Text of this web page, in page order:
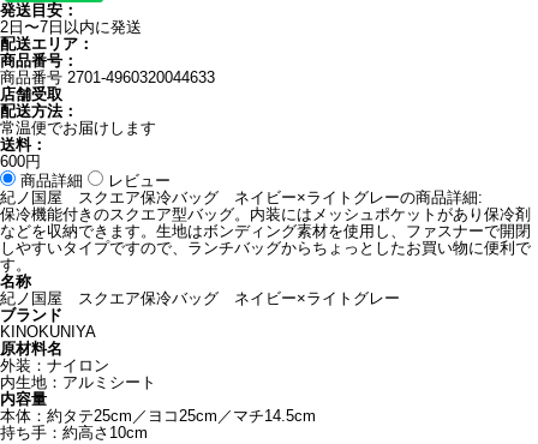
発送目安：
2日〜7日以内に発送
配送エリア：
商品番号：
商品番号 2701-4960320044633
店舗受取
配送方法：
常温便でお届けします
送料：
600円
商品詳細
レビュー
紀ノ国屋 スクエア保冷バッグ ネイビー×ライトグレーの商品詳細:
保冷機能付きのスクエア型バッグ。内装にはメッシュポケットがあり保冷剤
などを収納できます。生地はボンディング素材を使用し、ファスナーで開閉
しやすいタイプですので、ランチバッグからちょっとしたお買い物に便利で
す。
名称
紀ノ国屋 スクエア保冷バッグ ネイビー×ライトグレー
ブランド
KINOKUNIYA
原材料名
外装：ナイロン
内生地：アルミシート
内容量
本体：約タテ25cm／ヨコ25cm／マチ14.5cm
持ち手：約高さ10cm